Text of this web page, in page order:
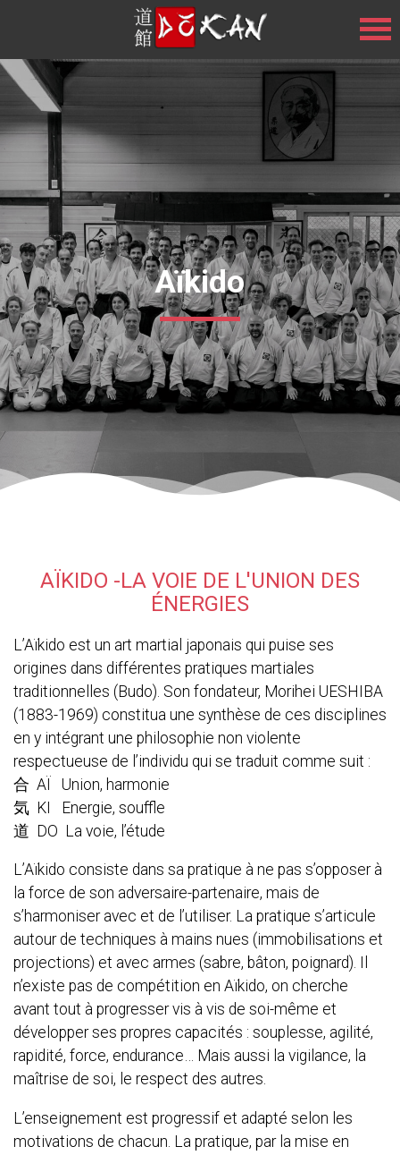
Aïkido
AÏKIDO -LA VOIE DE L'UNION DES
ÉNERGIES
L’Aïkido est un art martial japonais qui puise ses
origines dans différentes pratiques martiales
traditionnelles (Budo). Son fondateur, Morihei UESHIBA
(1883-1969) constitua une synthèse de ces disciplines
en y intégrant une philosophie non violente
respectueuse de l’individu qui se traduit comme suit :
合 AÏ Union, harmonie
気 KI Energie, souffle
道 DO La voie, l’étude
L’Aïkido consiste dans sa pratique à ne pas s’opposer à
la force de son adversaire-partenaire, mais de
s’harmoniser avec et de l’utiliser. La pratique s’articule
autour de techniques à mains nues (immobilisations et
projections) et avec armes (sabre, bâton, poignard). Il
n’existe pas de compétition en Aïkido, on cherche
avant tout à progresser vis à vis de soi-même et
développer ses propres capacités : souplesse, agilité,
rapidité, force, endurance… Mais aussi la vigilance, la
maîtrise de soi, le respect des autres.
L’enseignement est progressif et adapté selon les
motivations de chacun. La pratique, par la mise en